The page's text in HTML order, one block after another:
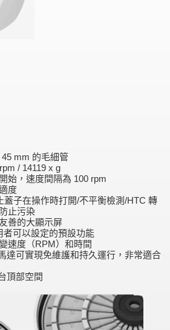
mm 的毛細管
/ 14119 x g
始，速度間隔為 100 rpm
度
蓋子在操作時打開/不平衡檢測/HTC 轉
止污染
善的大顯示屏
可以設定的預設功能
速度（RPM）和時間
達可實現免維護和持久運行，非常適合
頂部空間